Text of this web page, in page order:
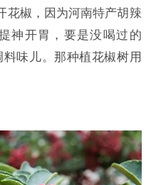
花椒，因为河南特产胡辣
神开胃，要是没喝过的
味儿。那种植花椒树用